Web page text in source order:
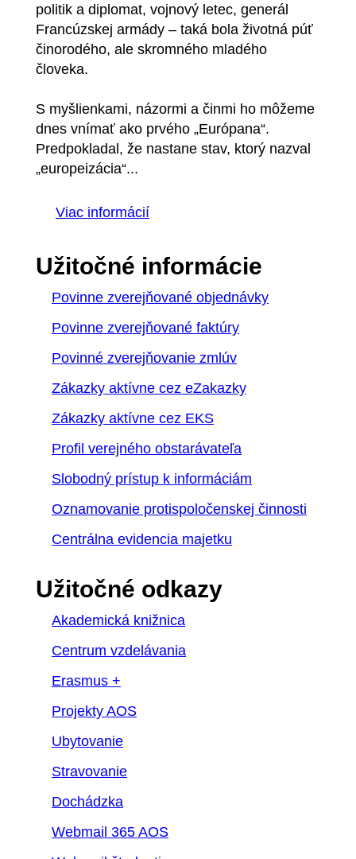
politik a diplomat, vojnový letec, generál
Francúzskej armády – taká bola životná púť
činorodého, ale skromného mladého
človeka.
S myšlienkami, názormi a činmi ho môžeme
dnes vnímať ako prvého „Európana“.
Predpokladal, že nastane stav, ktorý nazval
„europeizácia“...
Viac informácií
Užitočné informácie
Povinne zverejňované objednávky
Povinne zverejňované faktúry
Povinné zverejňovanie zmlúv
Zákazky aktívne cez eZakazky
Zákazky aktívne cez EKS
Profil verejného obstarávateľa
Slobodný prístup k informáciám
Oznamovanie protispoločenskej činnosti
Centrálna evidencia majetku
Užitočné odkazy
Akademická knižnica
Centrum vzdelávania
Erasmus +
Projekty AOS
Ubytovanie
Stravovanie
Dochádzka
Webmail 365 AOS